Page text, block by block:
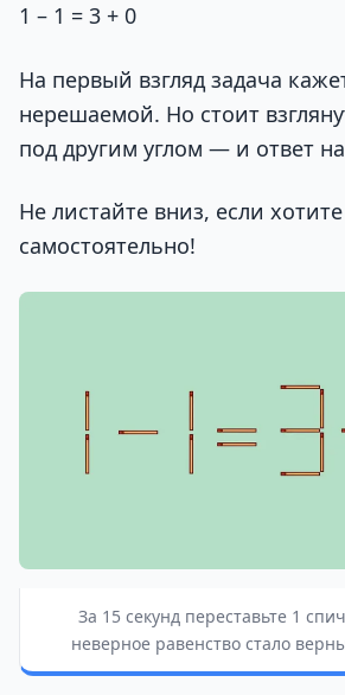
1 – 1 = 3 + 0
На первый взгляд задача
нерешаемой. Но стоит
под другим углом — и ответ
Не листайте вниз, если
самостоятельно!
За 15 секунд переставьте 1
неверное равенство стало